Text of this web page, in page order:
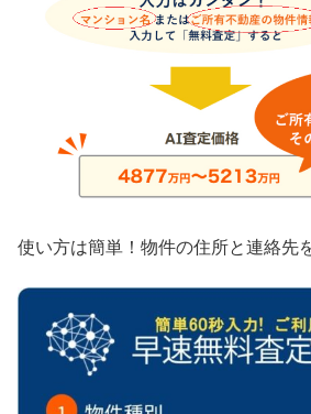
使い方は簡単！物件の住所と連絡先